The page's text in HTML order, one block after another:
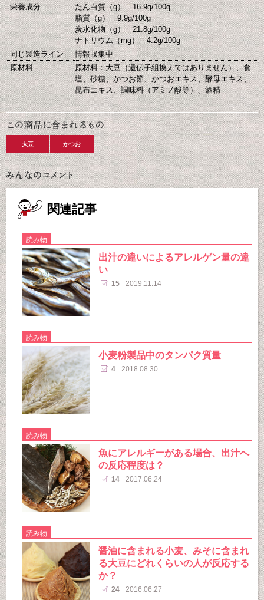
栄養成分
たん白質（g） 16.9g/100g
脂質（g） 9.9g/100g
炭水化物（g） 21.8g/100g
ナトリウム（mg） 4.2g/100g
同じ製造ライン
情報収集中
原材料
原材料：大豆（遺伝子組換えではありません）、食
塩、砂糖、かつお節、かつおエキス、酵母エキス、
昆布エキス、調味料（アミノ酸等）、酒精
大豆 かつお
関連記事
読み物
出汁の違いによるアレルゲン量の違
い
15 2019.11.14
読み物
小麦粉製品中のタンパク質量
4 2018.08.30
読み物
魚にアレルギーがある場合、出汁へ
の反応程度は？
14 2017.06.24
読み物
醤油に含まれる小麦、みそに含まれ
る大豆にどれくらいの人が反応する
か？
24 2016.06.27